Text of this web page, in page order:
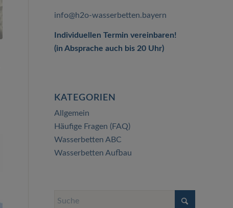
info@h2o-wasserbetten.bayern
Individuellen Termin vereinbaren!
(in Absprache auch bis 20 Uhr)
KATEGORIEN
Allgemein
Häufige Fragen (FAQ)
Wasserbetten ABC
Wasserbetten Aufbau